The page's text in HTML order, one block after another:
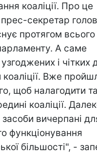
коаліції. Про це
секретар
протягом всього
А саме
і чітких
Вже
щоб налагодити
коаліції.
засоби вичерпані
функціонування
більшості", -